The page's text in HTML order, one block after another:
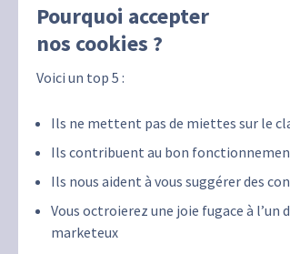
Pourquoi accepter
nos cookies ?
Voici un top 5 :
Ils ne mettent pas de miettes sur le
Ils contribuent au bon
Ils nous aident à vous suggérer des
Vous octroierez une joie fugace à l’un
marketeux